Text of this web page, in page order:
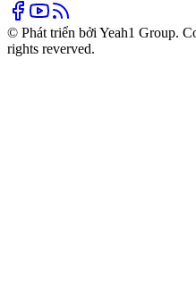
© Phát triển bởi Yeah1 Group.
rights reverved.